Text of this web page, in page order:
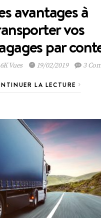
avantages à
vos
par
Vues 19/02/2019 3
LA LECTURE